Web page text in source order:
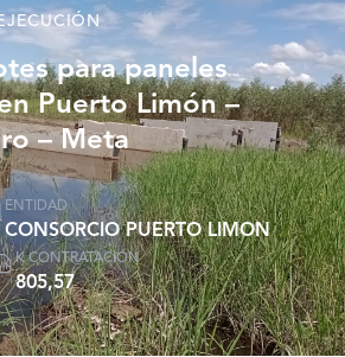
para paneles
Puerto Limón –
– Meta
ENTIDAD
CONSORCIO PUERTO LIMON
K CONTRATACIÓN
805,57